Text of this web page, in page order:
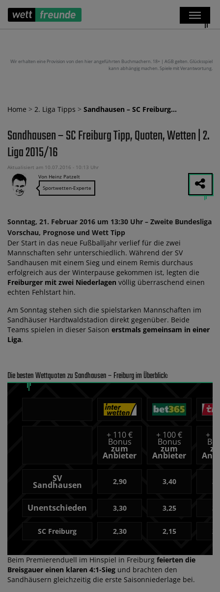
Wir erhalten eine Provision von den hier angeführten Buchmachern. 18+ | AGB gelten. Glücksspiel
kann abhängig machen. Spiele mit Verantwortung.
Home > 2. Liga Tipps > Sandhausen – SC Freiburg…
Sandhausen – SC Freiburg Tipp, Quoten, Wetten | 2.
Liga 2015/16
Aktualisiert am 10.07.2016 - 10:13 Uhr
Von Heinz Patzelt
Sportwetten-Experte
Sonntag, 21. Februar 2016 um 13:30 Uhr – Zweite Bundesliga
Vorschau, Prognose und Wett Tipp
Der Start in das neue Fußballjahr verlief für die zwei
Mannschaften sehr unterschiedlich. Während der SV
Sandhausen mit einem Sieg und einem Remis durchaus
erfolgreich aus der Winterpause gekommen ist, legten die
Freiburger mit zwei Niederlagen völlig überraschend einen
echten Fehlstart hin.
Am Sonntag stehen sich die spielstarken Mannschaften im
Sandhäuser Hardtwaldstadion direkt gegenüber. Beide
Teams spielen in dieser Saison erstmals gemeinsam in einer
Liga.
Die besten Wettquoten zu Sandhausen – Freiburg im Überblick:
+ 110 €
Bonus
zum
Anbieter
+ 100 €
Bonus
zum
Anbieter
+
SV
Sandhausen 2,90 3,40
Unentschieden 3,30 3,25
SC Freiburg 2,30 2,15
Beim Premierenduell im Hinspiel in Freiburg feierten die
Breisgauer einen klaren 4:1-Sieg und brachten den
Sandhäusern gleichzeitig die erste Saisonniederlage bei.